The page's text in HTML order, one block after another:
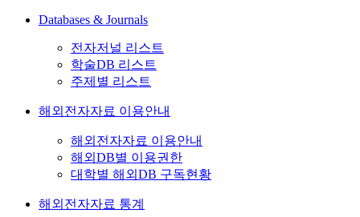
Databases & Journals
전자저널 리스트
학술DB 리스트
주제별 리스트
해외전자자료 이용안내
해외전자자료 이용안내
해외DB별 이용권한
대학별 해외DB 구독현황
해외전자자료 통계